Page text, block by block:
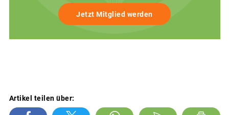
Jetzt Mitglied werden
Artikel teilen über: